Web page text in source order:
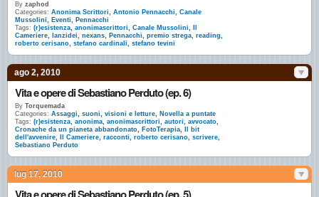
By zaphod
Categories: Anonima Scrittori, Antonio Pennacchi, Canale
Mussolini, Eventi, Pennacchi
Tags: (r)esistenza, anonimascrittori, Canale Mussolini,
Cameriere, lanzidei, nexans, Pennacchi, premio strega, reading,
roberto cerisano, stefano cardinali, stefano tevini
ago 2, 2010
Vita e opere di Sebastiano Perduto (ep. 6)
By Torquemada
Categories: Assaggi, suoni, visioni e letture, Novella a puntate
Tags: (r)esistenza, anonima, anonimascrittori, autori, avvocato,
Cronache da un pianeta abbandonato, FotoTerapia,
Il bit
dell'avvenire, Il Cameriere, racconti, roberto cerisano, scrivere,
Sebastiano Perduto
lug 17, 2010